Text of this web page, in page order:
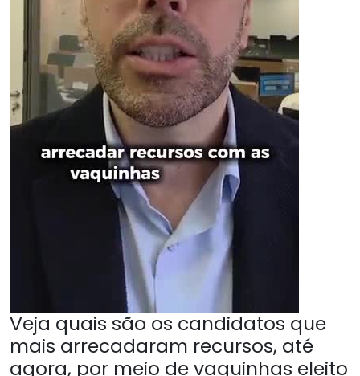
Veja quais são os candidatos que
mais arrecadaram recursos, até
agora, por meio de vaquinhas eleito